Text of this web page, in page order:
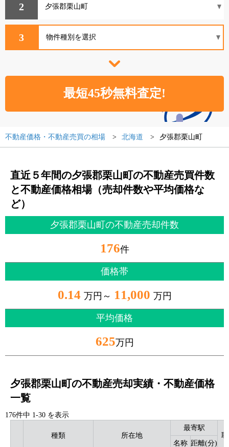
2
3
不動産価格・不動産売買の相場 北海道 夕張郡栗山町
直近５年間の夕張郡栗山町の不動産売買件数
と不動産価格相場（売却件数や平均価格な
ど）
夕張郡栗山町の不動産売却件数
176件
価格帯
0.14 万円～ 11,000 万円
平均価格
625万円
夕張郡栗山町の不動産売却実績・不動産価格
一覧
176件中 1-30 を表示
種類 所在地
最寄駅
名称 距離(分)